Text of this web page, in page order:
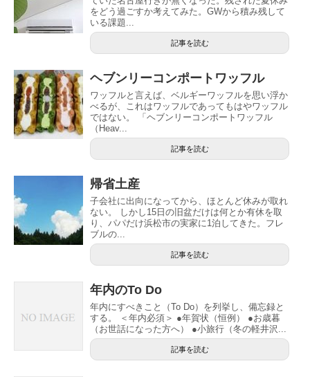
をどう過ごすか考えてみた。GWから積み残して
いる課題...
記事を読む
ヘブンリーコンポートワッフル
ワッフルと言えば、ベルギーワッフルを思い浮か
べるが、これはワッフルであってもはやワッフル
ではない。 「ヘブンリーコンポートワッフル
（Heav...
記事を読む
帰省土産
子会社に出向になってから、ほとんど休みが取れ
ない。 しかし15日の旧盆だけは何とか有休を取
り、パパだけ浜松市の実家に1泊してきた。フレ
ブルの...
記事を読む
年内のTo Do
年内にすべきこと（To Do）を列挙し、備忘録と
する。 ＜年内必須＞ ●年賀状（恒例） ●お歳暮
（お世話になった方へ） ●小旅行（冬の軽井沢...
記事を読む